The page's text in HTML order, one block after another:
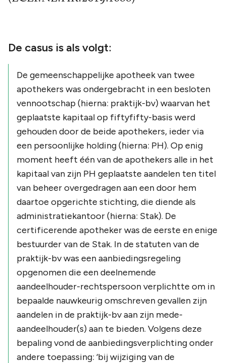
De casus is als volgt:
De gemeenschappelijke apotheek van twee
apothekers was ondergebracht in een besloten
vennootschap (hierna: praktijk-bv) waarvan het
geplaatste kapitaal op fiftyfifty-basis werd
gehouden door de beide apothekers, ieder via
een persoonlijke holding (hierna: PH). Op enig
moment heeft één van de apothekers alle in het
kapitaal van zijn PH geplaatste aandelen ten titel
van beheer overgedragen aan een door hem
daartoe opgerichte stichting, die diende als
administratiekantoor (hierna: Stak). De
certificerende apotheker was de eerste en enige
bestuurder van de Stak. In de statuten van de
praktijk-bv was een aanbiedingsregeling
opgenomen die een deelnemende
aandeelhouder-rechtspersoon verplichtte om in
bepaalde nauwkeurig omschreven gevallen zijn
aandelen in de praktijk-bv aan zijn mede-
aandeelhouder(s) aan te bieden. Volgens deze
bepaling vond de aanbiedingsverplichting onder
andere toepassing: ‘bij wijziging van de